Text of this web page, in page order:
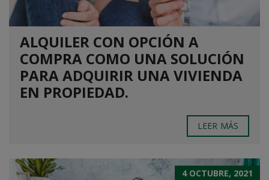
ALQUILER CON OPCIÓN A
COMPRA COMO UNA SOLUCIÓN
PARA ADQUIRIR UNA VIVIENDA
EN PROPIEDAD.
LEER MÁS
4 OCTUBRE, 2021